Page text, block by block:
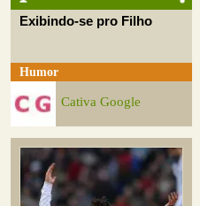
Exibindo-se pro Filho
Humor
Cativa Google